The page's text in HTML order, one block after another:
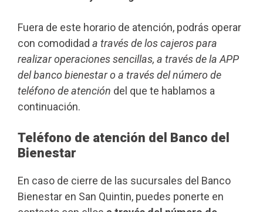
Fuera de este horario de atención, podrás operar
con comodidad a través de los cajeros para
realizar operaciones sencillas, a través de la APP
del banco bienestar o a través del número de
teléfono de atención del que te hablamos a
continuación.
Teléfono de atención del Banco del
Bienestar
En caso de cierre de las sucursales del Banco
Bienestar en San Quintin, puedes ponerte en